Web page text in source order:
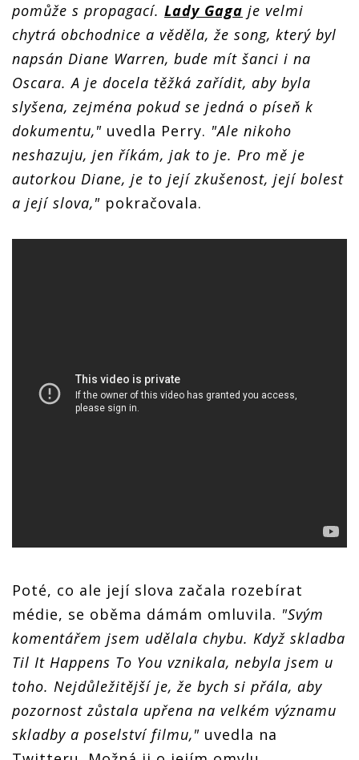
pomůže s propagací. Lady Gaga je velmi
chytrá obchodnice a věděla, že song, který byl
napsán Diane Warren, bude mít šanci i na
Oscara. A je docela těžká zařídit, aby byla
slyšena, zejména pokud se jedná o píseň k
dokumentu," uvedla Perry. "Ale nikoho
neshazuju, jen říkám, jak to je. Pro mě je
autorkou Diane, je to její zkušenost, její bolest
a její slova," pokračovala.
Poté, co ale její slova začala rozebírat
médie, se oběma dámám omluvila. "Svým
komentářem jsem udělala chybu. Když skladba
Til It Happens To You vznikala, nebyla jsem u
toho. Nejdůležitější je, že bych si přála, aby
pozornost zůstala upřena na velkém významu
skladby a poselství filmu," uvedla na